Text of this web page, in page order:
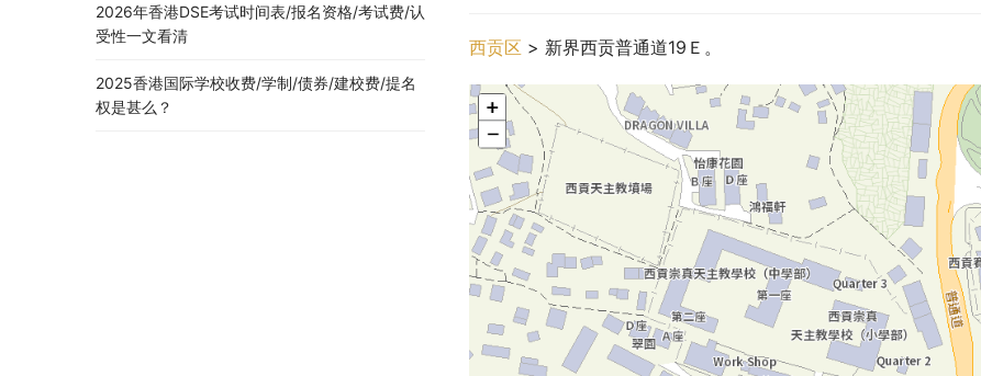
西贡区 > 新界西贡普通道19Ｅ。
2026年香港DSE考试时间表/报名资格/考试费/认
受性一文看清
2025香港国际学校收费/学制/债券/建校费/提名
权是甚么？